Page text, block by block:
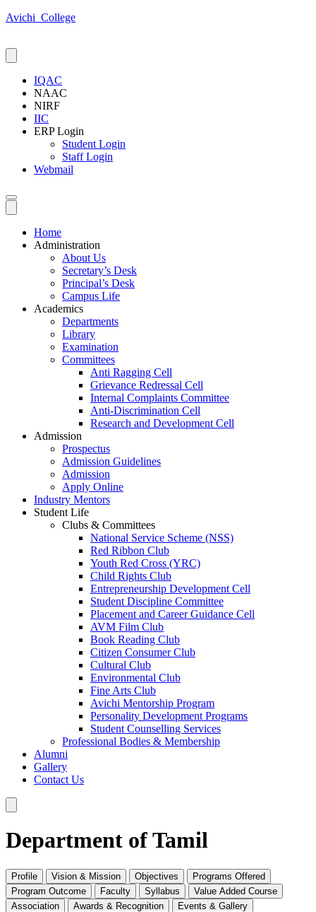
Avichi_College
IQAC
NAAC
NIRF
IIC
ERP Login
Student Login
Staff Login
Webmail
Home
Administration
About Us
Secretary’s Desk
Principal’s Desk
Campus Life
Academics
Departments
Library
Examination
Committees
Anti Ragging Cell
Grievance Redressal Cell
Internal Complaints Committee
Anti-Discrimination Cell
Research and Development Cell
Admission
Prospectus
Admission Guidelines
Admission
Apply Online
Industry Mentors
Student Life
Clubs & Committees
National Service Scheme (NSS)
Red Ribbon Club
Youth Red Cross (YRC)
Child Rights Club
Entrepreneurship Development Cell
Student Discipline Committee
Placement and Career Guidance Cell
AVM Film Club
Book Reading Club
Citizen Consumer Club
Cultural Club
Environmental Club
Fine Arts Club
Avichi Mentorship Program
Personality Development Programs
Student Counselling Services
Professional Bodies & Membership
Alumni
Gallery
Contact Us
Department of Tamil
Profile Vision & Mission Objectives
Programs Offered
Program Outcome
Faculty Syllabus
Value Added Course
Association
Awards & Recognition Events & Gallery